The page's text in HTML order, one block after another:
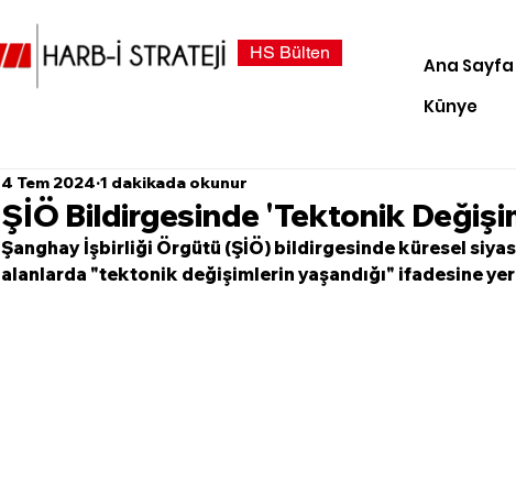
HS Bülten
Ana Sayfa
Künye
ŞİÖ Bildirgesinde 'Tektonik
4 Tem 2024 1 dakikada okunur
Şanghay İşbirliği Örgütü (ŞİÖ) bildirgesinde küresel
alanlarda "tektonik değişimlerin yaşandığı" ifadesine